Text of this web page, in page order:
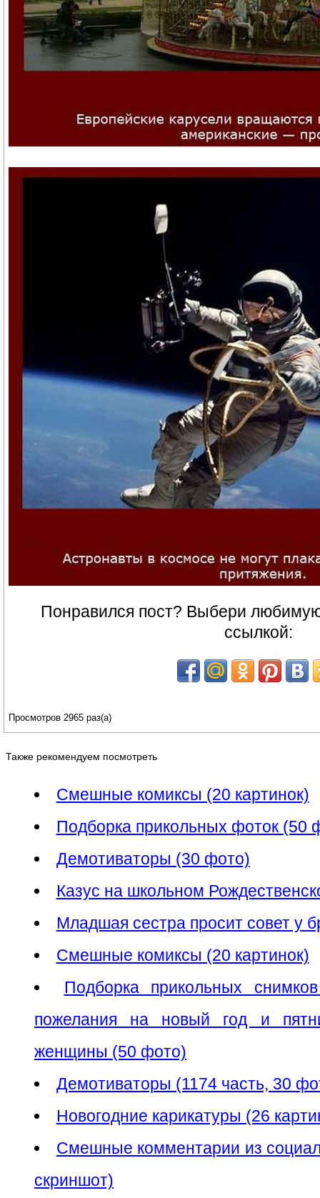
Понравился пост? Выбери
ссылкой:
Просмотров 2965 раз(а)
Также рекомендуем посмотреть
Смешные комиксы (20 картинок)
Подборка прикольных фоток (50
Демотиваторы (30 фото)
Казус на школьном
Младшая сестра просит совет у
Смешные комиксы (20 картинок)
Подборка прикольных
пожелания на новый год и
женщины (50 фото)
Демотиваторы (1174 часть, 30
Новогодние карикатуры (26
Смешные комментарии из
скриншот)